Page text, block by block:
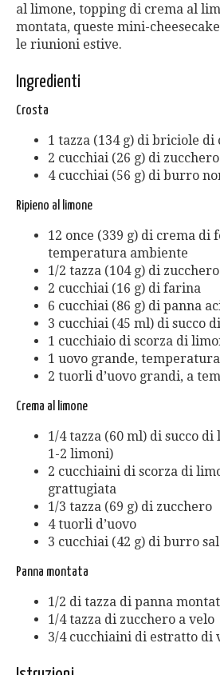
al limone, topping di crema al
montata, queste mini-
le riunioni estive.
Ingredienti
Crosta
1 tazza (134 g) di briciole
2 cucchiai (26 g) di zucchero
4 cucchiai (56 g) di burro
Ripieno al limone
12 once (339 g) di crema di
temperatura ambiente
1/2 tazza (104 g) di zucchero
2 cucchiai (16 g) di farina
6 cucchiai (86 g) di panna
3 cucchiai (45 ml) di succo
1 cucchiaio di scorza di
1 uovo grande,
2 tuorli d’uovo grandi, a
Crema al limone
1/4 tazza (60 ml) di succo
1-2 limoni)
2 cucchiaini di scorza di
grattugiata
1/3 tazza (69 g) di zucchero
4 tuorli d’uovo
3 cucchiai (42 g) di burro
Panna montata
1/2 di tazza di panna
1/4 tazza di zucchero a velo
3/4 cucchiaini di estratto di